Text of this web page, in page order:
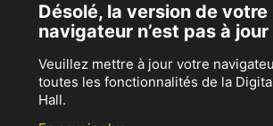
Désolé, la version de votre
navigateur n’est pas à jour
Veuillez mettre à jour votre
toutes les fonctionnalités de la
Hall.